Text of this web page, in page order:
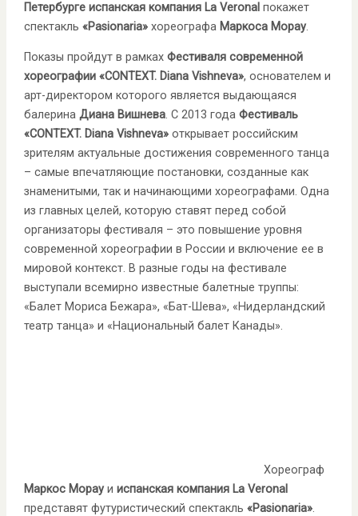
Петербурге испанская компания La Veronal покажет
спектакль «Pasionaria»хореографа Маркоса Морау.
Показы пройдут в рамках Фестиваля современной
хореографии «CONTEXT. Diana Vishneva», основателем и
арт-директором которого является выдающаяся
балерина Диана Вишнева. С 2013 года Фестиваль
«CONTEXT. Diana Vishneva»открывает российским
зрителям актуальные достижения современного танца
– самые впечатляющие постановки, созданные как
знаменитыми, так и начинающими хореографами. Одна
из главных целей, которую ставят перед собой
организаторы фестиваля – это повышение уровня
современной хореографии в России и включение ее в
мировой контекст. В разные годы на фестивале
выступали всемирно известные балетные труппы:
«Балет Мориса Бежара», «Бат-Шева», «Нидерландский
театр танца» и «Национальный балет Канады».
Хореограф
Маркос Морауи испанская компания La Veronal
представят футуристический спектакль «Pasionaria».